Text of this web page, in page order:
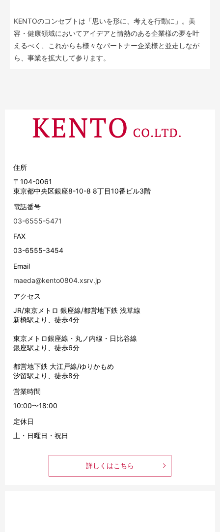
KENTOのコンセプトは「思いを形に、考えを行動に」。美
容・健康領域においてアイデアと情熱のある企業様の夢を叶
えるべく、これからも様々なパートナー企業様と並走しなが
ら、事業を拡大して参ります。
住所
〒104-0061
東京都中央区銀座8-10-8 8丁目10番ビル3階
電話番号
03-6555-5471
FAX
03-6555-3454
Email
maeda@kento0804.xsrv.jp
アクセス
JR/東京メトロ 銀座線/都営地下鉄 浅草線
新橋駅より、徒歩4分
東京メトロ銀座線・丸ノ内線・日比谷線
銀座駅より、徒歩6分
都営地下鉄 大江戸線/ゆりかもめ
汐留駅より、徒歩8分
営業時間
10:00〜18:00
定休日
土・日曜日・祝日
詳しくはこちら